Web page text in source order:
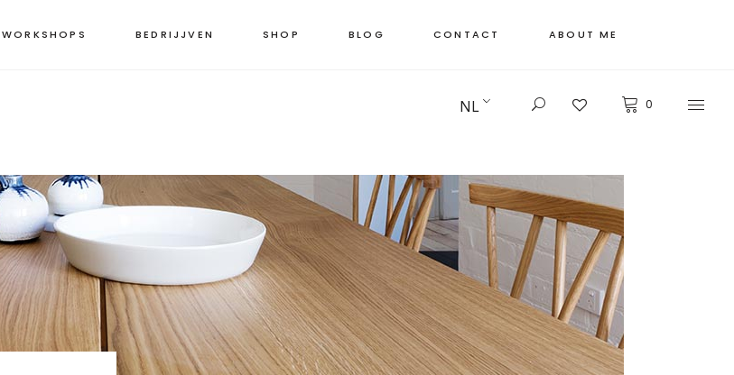
WORKSHOPS BEDRIJJVEN SHOP BLOG CONTACT ABOUT ME
NL 0